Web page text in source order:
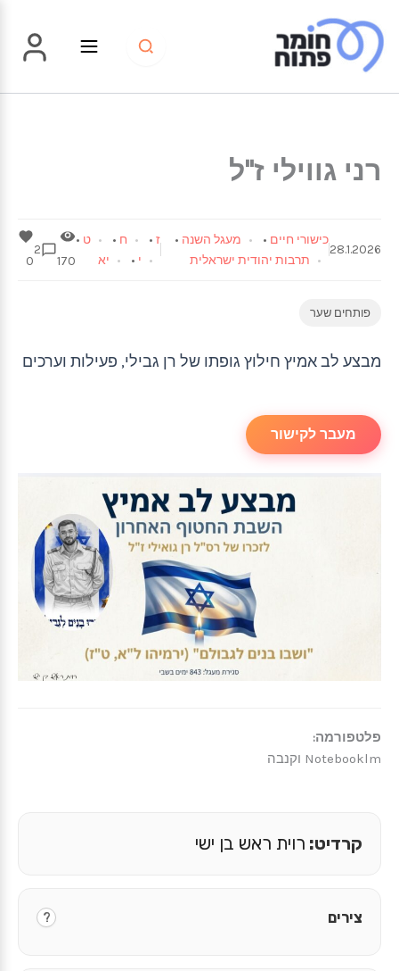
לתוכן
רני גווילי ז"ל
28.1.2026
כישורי חיים • מעגל השנה •
תרבות יהודית ישראלית
ז• ח • ט •
י • יא 170
2
0
פותחים שער
מבצע לב אמיץ חילוץ גופתו של רן גבילי, פעילות וערכים
מעבר לקישור
פלטפורמה:
Notebooklm וקנבה
קרדיט: רוית ראש בן ישי
צירים ?